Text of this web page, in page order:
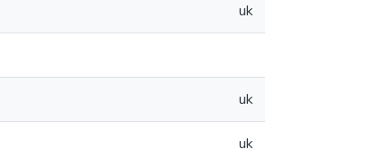
uk
uk
uk